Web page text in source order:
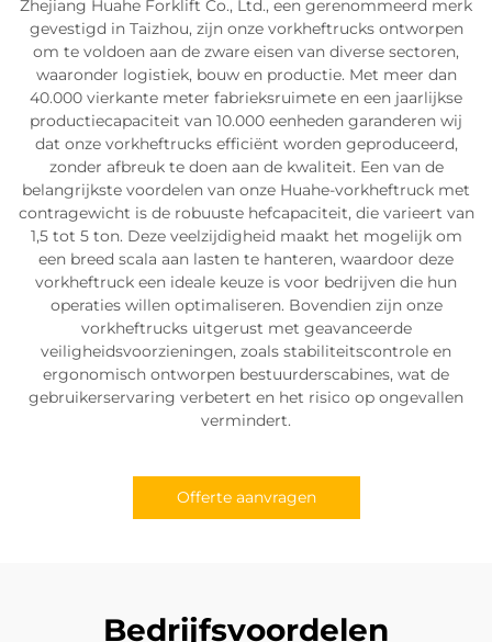
Zhejiang Huahe Forklift Co., Ltd., een gerenommeerd merk
gevestigd in Taizhou, zijn onze vorkheftrucks ontworpen
om te voldoen aan de zware eisen van diverse sectoren,
waaronder logistiek, bouw en productie. Met meer dan
40.000 vierkante meter fabrieksrui­mete en een jaarlijkse
productiecapaciteit van 10.000 eenheden garanderen wij
dat onze vorkheftrucks efficiënt worden geproduceerd,
zonder afbreuk te doen aan de kwaliteit. Een van de
belangrijkste voordelen van onze Huahe-vorkheftruck met
contragewicht is de robuuste hefcapaciteit, die varieert van
1,5 tot 5 ton. Deze veelzijdigheid maakt het mogelijk om
een breed scala aan lasten te hanteren, waardoor deze
vorkheftruck een ideale keuze is voor bedrijven die hun
operaties willen optimaliseren. Bovendien zijn onze
vorkheftrucks uitgerust met geavanceerde
veiligheidsvoorzieningen, zoals stabiliteitscontrole en
ergonomisch ontworpen bestuurderscabines, wat de
gebruikerservaring verbetert en het risico op ongevallen
vermindert.
Offerte aanvragen
Bedrijfsvoordelen